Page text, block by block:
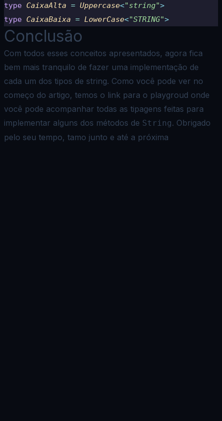
type CaixaAlta = Uppercase<"string">
type CaixaBaixa = LowerCase<"STRING">
Conclusão
Com todos esses conceitos apresentados, agora fica
bem mais tranquilo de fazer uma implementação de
cada um dos tipos de string. Como você pode ver no
começo do artigo, temos o link para o playgroud onde
você pode acompanhar todas as tipagens feitas para
implementar alguns dos métodos de String. Obrigado
pelo seu tempo, tamo junto e até a próxima